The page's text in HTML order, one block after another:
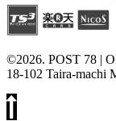
©2026. POST 78 |
18-102 Taira-machi